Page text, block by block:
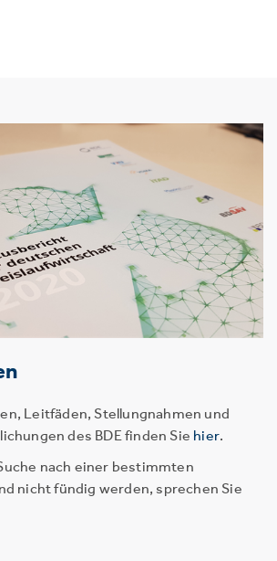
Leitfäden, Stellungnahmen und
des BDE finden Sie hier.
nach einer bestimmten
nicht fündig werden, sprechen Sie